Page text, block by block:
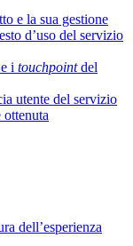
e la sua gestione
d’uso del servizio
i touchpointdel
utente del servizio
dell’esperienza